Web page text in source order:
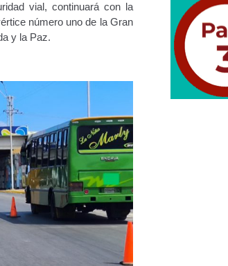
vial, continuará con la
número uno de la Gran
y la Paz.